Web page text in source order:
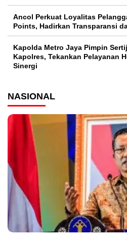
Ancol Perkuat Loyalitas
Points, Hadirkan Transparansi
Kapolda Metro Jaya Pimpin
Kapolres, Tekankan Pelayanan
Sinergi
NASIONAL